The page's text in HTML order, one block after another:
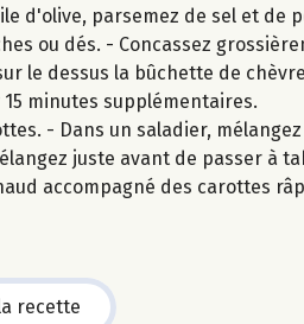
d'olive, parsemez de sel et
ou dés. - Concassez
le dessus la bûchette de
minutes supplémentaires.
- Dans un saladier,
juste avant de passer à
accompagné des carottes
recette